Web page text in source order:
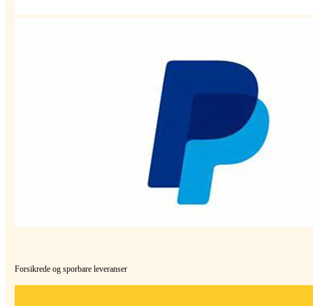
Forsikrede og sporbare leveranser